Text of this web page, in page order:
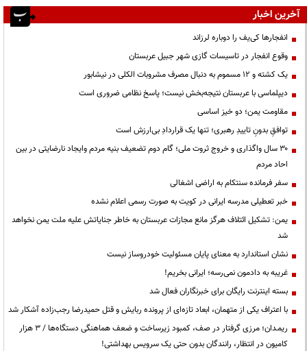
آخرین اخبار
انفجارها کی‌یف را دوباره لرزاند
وقوع انفجار در تاسیسات گازی شهر جبیل عربستان
یک کشته و ۱۲ مسموم به دنبال مصرف مشروبات الکلی در نیشابور
دیپلماسی با عربستان نتیجه‌بخش نیست؛ پاسخ نظامی ضروری است
مقاومت یمن؛ دو خیز اساسی
توافقِ بدونِ تاییدِ رهبری؛ تنها یک قراردادِ بی‌ارزش است
۳۰ سال واگذاری و خروج ثروت ملی؛ گام دوم تضعیف بنیه مردم وایجاد نارضایتی در بین
احاد مردم
سفر فرمانده سنتکام به اراضی اشغالی
خبر تعطیلی مدرسه ایرانی در کویت به صورت رسمی اعلام نشده
یمن: تشکیل ائتلاف هرگز مانع مجازات عربستان به خاطر جنایاتش علیه ملت یمن نخواهد
شد
نشان استاندارد به معنای پایان مسئولیت خودروساز نیست
غریبه به دادمون نمی‌رسه؛ ایرانی بخریم!
بسته اینترنت رایگان برای خبرنگاران فعال شد
با اعتراف یکی از متهمان، ابعاد تازه‌ای از پرونده ربایش و قتل حمیدرضا رجب‌زاده آشکار شد
ریمـدان؛ مرزی گرفتار در صف، کمبود زیرساخت و ضعف هماهنگی دستگاه‌ها / ۳ هزار
کامیون در انتظار، رانندگان بدون حتی یک سرویس بهداشتی!